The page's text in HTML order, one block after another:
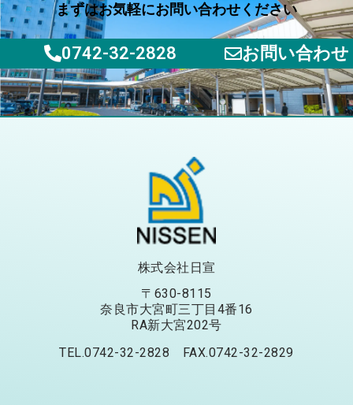
まずはお気軽にお問い合わせください
0742-32-2828 お問い合わせ
株式会社日宣
〒630-8115
奈良市大宮町三丁目4番16
RA新大宮202号
TEL.0742-32-2828 FAX.0742-32-2829